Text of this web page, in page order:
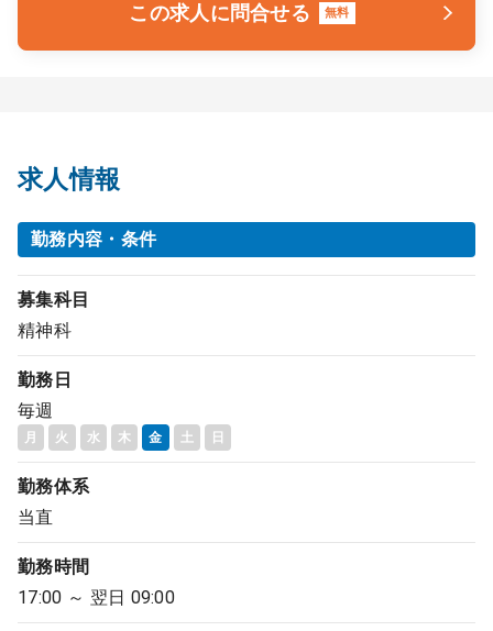
この求人に問合せる 無料
求人情報
勤務内容・条件
募集科目
精神科
勤務日
毎週
月 火 水 木 金 土 日
勤務体系
当直
勤務時間
17:00 ～ 翌日 09:00